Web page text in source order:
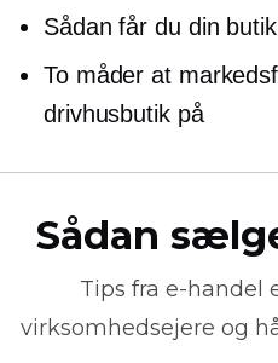
Sådan får du din
To måder at
drivhusbutik på
Sådan
Tips fra e-handel
virksomhedsejere og